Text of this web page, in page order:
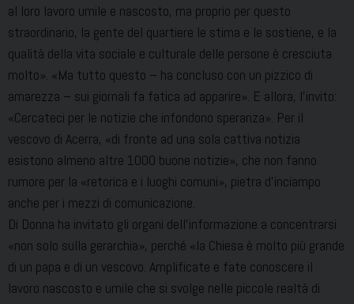
al loro lavoro umile e nascosto, ma proprio per questo
straordinario, la gente del quartiere le stima e le sostiene, e la
qualità della vita sociale e culturale delle persone è cresciuta
molto». «Ma tutto questo – ha concluso con un pizzico di
amarezza – sui giornali fa fatica ad apparire». E allora, l’invito:
«Cercateci per le notizie che infondono speranza». Per il
vescovo di Acerra, «di fronte ad una sola cattiva notizia
esistono almeno altre 1000 buone notizie», che non fanno
rumore per la «retorica e i luoghi comuni», pietra d’inciampo
anche per i mezzi di comunicazione.
Di Donna ha invitato gli organi dell’informazione a concentrarsi
«non solo sulla gerarchia», perché «la Chiesa è molto più grande
di un papa e di un vescovo. Amplificate e fate conoscere il
lavoro nascosto e umile che si svolge nelle piccole realtà di